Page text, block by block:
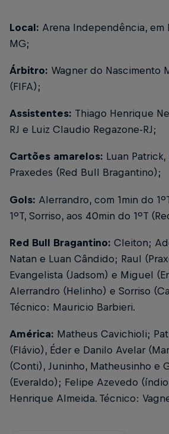
Local: Arena Independência, em
MG;
Árbitro: Wagner do Nascimento
(FIFA);
Assistentes: Thiago Henrique
RJ e Luiz Claudio Regazone-RJ;
Cartões amarelos: Luan Patrick,
Praxedes (Red Bull Bragantino);
Gols: Alerrandro, com 1min do
1ºT, Sorriso, aos 40min do 1ºT
Red Bull Bragantino: Cleiton;
Natan e Luan Cândido; Raul
Evangelista (Jadsom) e Miguel
Alerrandro (Helinho) e Sorriso
Técnico: Mauricio Barbieri.
América: Matheus Cavichioli;
(Flávio), Éder e Danilo Avelar
(Conti), Juninho, Matheusinho e
(Everaldo); Felipe Azevedo
Henrique Almeida. Técnico: